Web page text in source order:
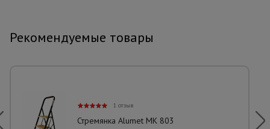
Рекомендуемые товары
1 отзыв
Стремянка Alumet MK 803